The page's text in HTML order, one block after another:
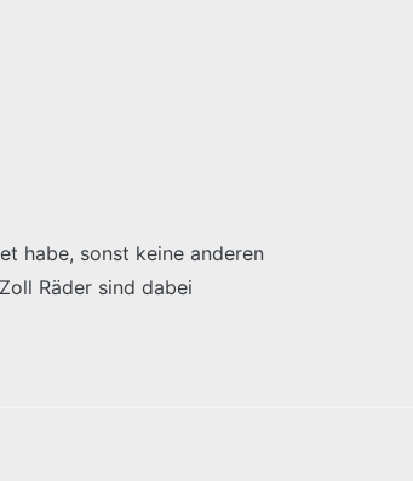
habe, sonst keine anderen
Räder sind dabei